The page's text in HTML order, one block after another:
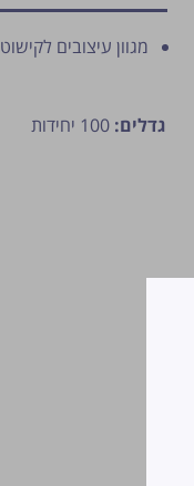
מגוון עיצובים
גדלים: 100 יחידות